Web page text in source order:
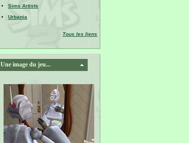
Sims Artists
Urbania
Tous les liens
Une image du jeu...